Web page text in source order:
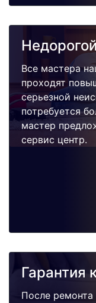
Все мастера
проходят
серьезной
потребуется
мастер
сервис центр.
Гарантия
После ремонта